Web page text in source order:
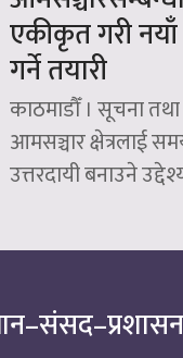
एकीकृत गरी
गर्ने तयारी
काठमाडौँ । सूचना तथा
आमसञ्चार क्षेत्रलाई
उत्तरदायी बनाउने